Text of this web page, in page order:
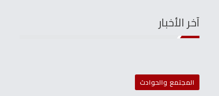
آخر الأخبار
المجتمع والحوادث